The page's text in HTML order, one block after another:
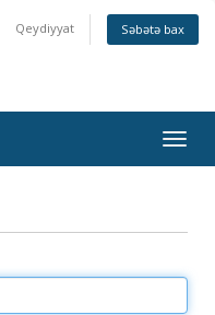
Qeydiyyat Səbətə bax